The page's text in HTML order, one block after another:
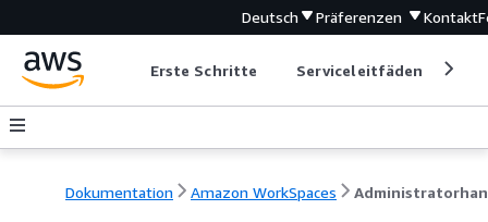
Deutsch Präferenzen Kontakt
Erste Schritte Serviceleitfäden
Dokumentation Amazon WorkSpaces